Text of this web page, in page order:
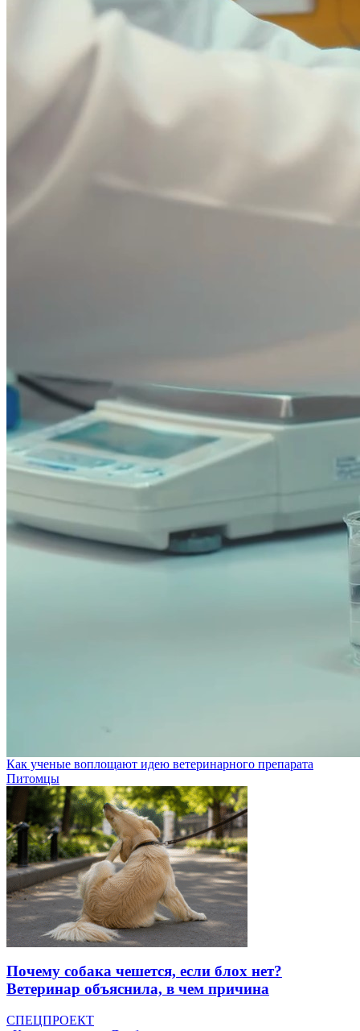
Как ученые воплощают идею ветеринарного препарата
Питомцы
Почему собака чешется, если блох нет?
Ветеринар объяснила, в чем причина
СПЕЦПРОЕКТ